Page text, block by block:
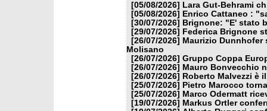
[05/08/2026]
Lara Gut-Behrami
[05/08/2026]
Enrico Cattaneo :
[30/07/2026]
Brignone: "E' stato
[29/07/2026]
Federica Brignone
[26/07/2026] Maurizio Dunnhofer
Molisano
[26/07/2026] Gruppo Coppa
[26/07/2026] Mauro Bonvecchio
[26/07/2026]
Roberto Malvezzi è
[25/07/2026]
Pietro Marocco
[25/07/2026] Marco Odermatt
[19/07/2026] Markus Ortler